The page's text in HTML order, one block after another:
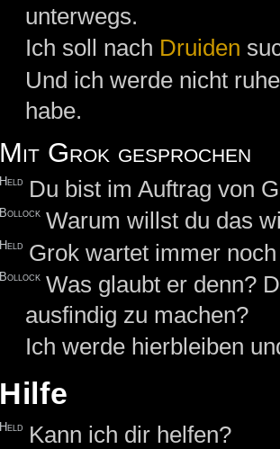
unterwegs.
Ich soll nach Druiden
Und ich werde nicht
habe.
Mit Grok gesprochen
Held Du bist im Auftrag von
Bollock Warum willst du das
Held Grok wartet immer
Bollock Was glaubt er denn?
ausfindig zu machen?
Ich werde hierbleiben
Hilfe
Held Kann ich dir helfen?